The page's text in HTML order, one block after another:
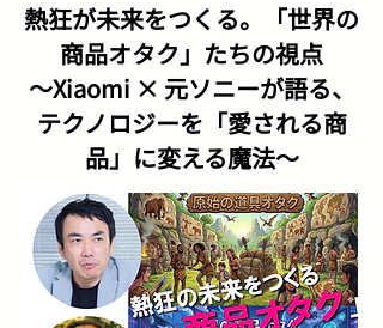
熱狂が未来をつくる。「世界の
商品オタク」たちの視点
～Xiaomi × 元ソニーが語る、
テクノロジーを「愛される商
品」に変える魔法～